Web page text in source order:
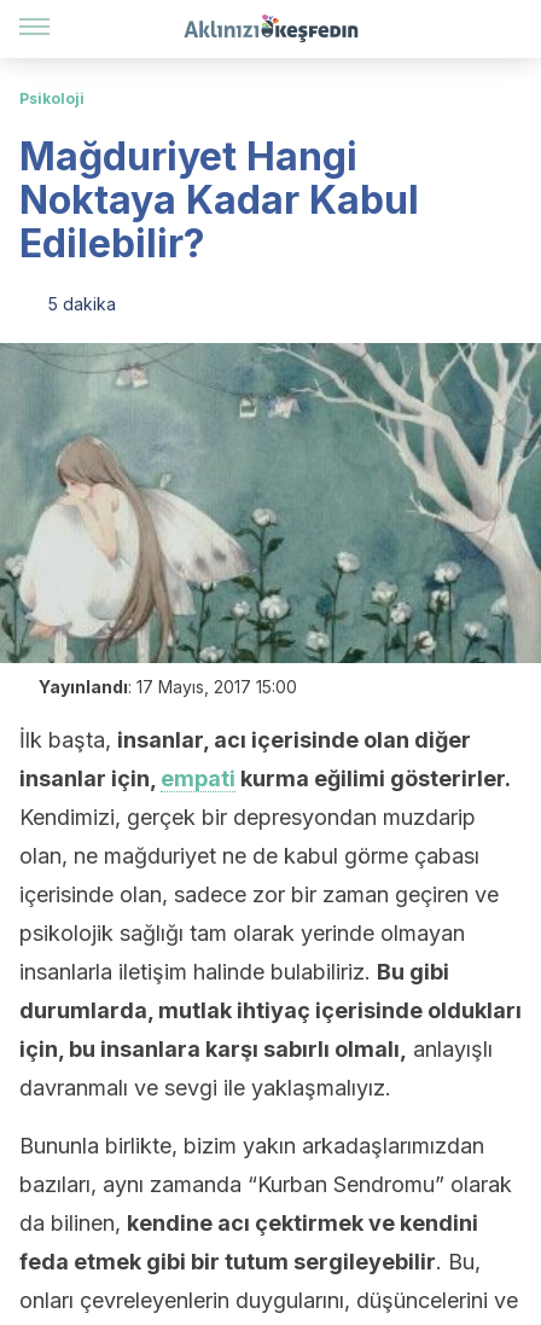
Psikoloji
Mağduriyet Hangi
Noktaya Kadar Kabul
Edilebilir?
5 dakika
Yayınlandı: 17 Mayıs, 2017 15:00
İlk başta, insanlar, acı içerisinde olan diğer
insanlar için, empati kurma eğilimi gösterirler.
Kendimizi, gerçek bir depresyondan muzdarip
olan, ne mağduriyet ne de kabul görme çabası
içerisinde olan, sadece zor bir zaman geçiren ve
psikolojik sağlığı tam olarak yerinde olmayan
insanlarla iletişim halinde bulabiliriz. Bu gibi
durumlarda, mutlak ihtiyaç içerisinde oldukları
için, bu insanlara karşı sabırlı olmalı,
anlayışlı
davranmalı ve sevgi ile yaklaşmalıyız.
Bununla birlikte, bizim yakın arkadaşlarımızdan
bazıları, aynı zamanda “Kurban Sendromu” olarak
da bilinen, kendine acı çektirmek ve kendini
feda etmek gibi bir tutum sergileyebilir. Bu,
onları çevreleyenlerin duygularını, düşüncelerini ve